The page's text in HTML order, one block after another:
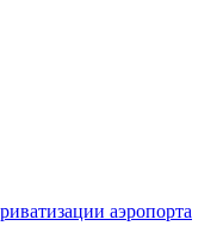
аэропорта